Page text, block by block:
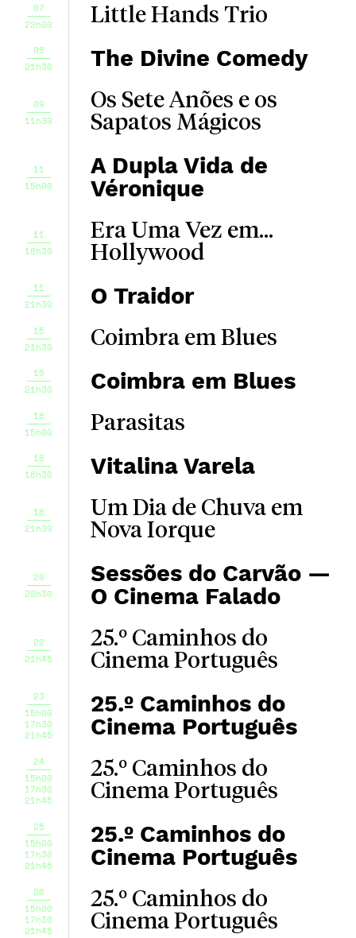
07
22h00
Little Hands Trio
08
21h30
The Divine Comedy
09
11h30
Os Sete Anões e os
Sapatos Mágicos
11
15h00
A Dupla Vida de
Véronique
11
18h30
Era Uma Vez em...
Hollywood
11
21h30
O Traidor
15
21h30
Coimbra em Blues
16
21h30
Coimbra em Blues
18
15h00
Parasitas
18
18h30
Vitalina Varela
18
21h30
Um Dia de Chuva em
Nova Iorque
20
20h30
Sessões do Carvão —
O Cinema Falado
22
21h45
25.º Caminhos do
Cinema Português
23
15h00
17h30
21h45
25.º Caminhos do
Cinema Português
24
15h00
17h30
21h45
25.º Caminhos do
Cinema Português
25
15h00
17h30
21h45
25.º Caminhos do
Cinema Português
26
15h00
17h30
21h45
25.º Caminhos do
Cinema Português